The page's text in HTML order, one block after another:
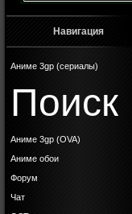
Навигация
Аниме 3gp (сериалы)
Поиск
Аниме 3gp (OVA)
Аниме обои
Форум
Чат